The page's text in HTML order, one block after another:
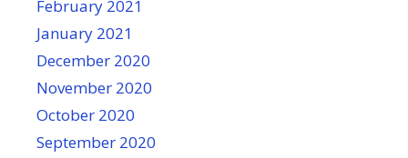
February 2021
January 2021
December 2020
November 2020
October 2020
September 2020